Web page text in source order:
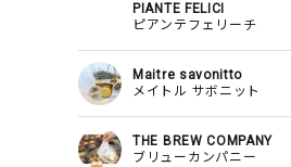
PIANTE FELICI
ピアンテフェリーチ
Maitre savonitto
メイトル サボニット
THE BREW COMPANY
ブリューカンパニー